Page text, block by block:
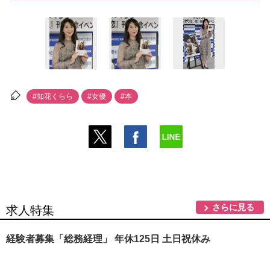
#知花くらら #女優 #本
求人特集 さらに見る
経験者募集「総務経理」 年休125日 土日祝休み